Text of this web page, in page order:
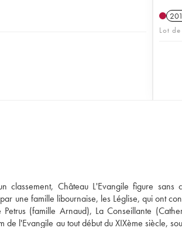
Lot
Château L'Evangile figure sans
une famille libournaise, les Léglise, qui ont
(famille Arnaud), La Conseillante
l'Evangile au tout début du XIXème siècle,